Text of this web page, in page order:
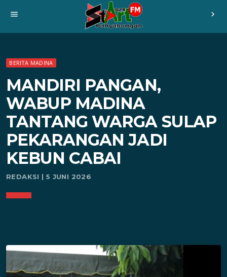
menu chevron_right
BERITA MADINA
MANDIRI PANGAN,
WABUP MADINA
TANTANG WARGA SULAP
PEKARANGAN JADI
KEBUN CABAI
REDAKSI | 5 JUNI 2026